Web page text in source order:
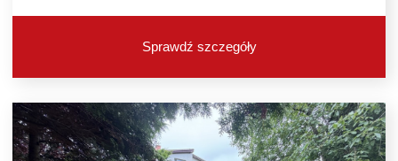
Sprawdź szczegóły